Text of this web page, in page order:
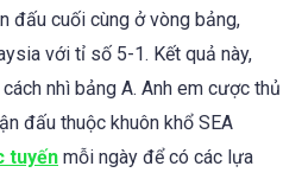
đấu cuối cùng ở vòng bảng,
với tỉ số 5-1. Kết quả này,
nhì bảng A. Anh em cược thủ
đấu thuộc khuôn khổ SEA
tuyến mỗi ngày để có các lựa